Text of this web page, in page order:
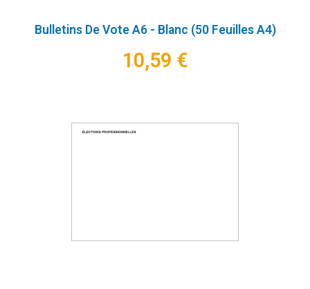
Bulletins De Vote A6 - Blanc (50 Feuilles A4)
10,59 €